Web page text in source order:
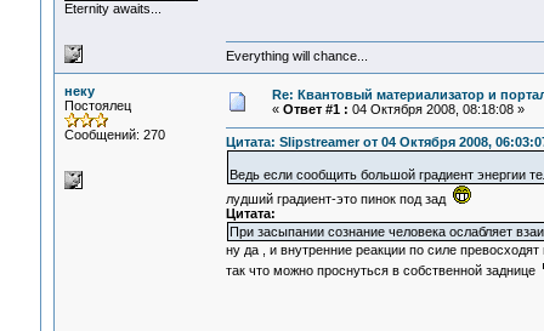
Eternity awaits...
Everything will chance...
неку
Постоялец
Сообщений: 270
Re: Квантовый материализатор и
« Ответ #1 : 04 Октября 2008, 08:18:08 »
Цитата: Slipstreamer от 04 Октября 2008,
Ведь если сообщить большой градиент энергии
лудший градиент-это пинок под зад
Цитата:
При засыпании сознание человека ослабляет
ну да , и внутренние реакции по силе
так что можно проснуться в собственной заднице